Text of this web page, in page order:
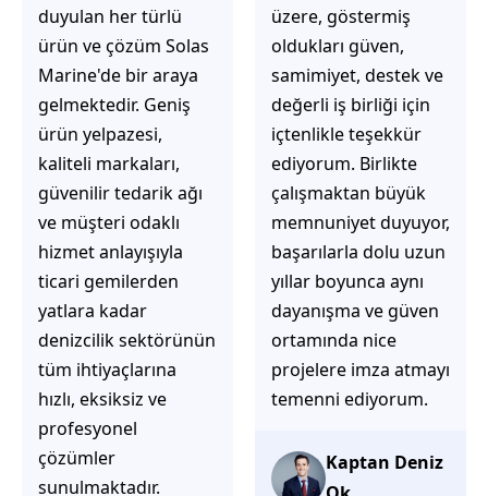
üzere, göstermiş
oldukları güven,
samimiyet, destek ve
değerli iş birliği için
içtenlikle teşekkür
ediyorum. Birlikte
çalışmaktan büyük
memnuniyet duyuyor,
başarılarla dolu uzun
yıllar boyunca aynı
dayanışma ve güven
ortamında nice
projelere imza atmayı
temenni ediyorum.
Kaptan Deniz
çözüm üretmeye
odaklı olduğunu
hemen fark
ediyorsunuz.
İhtiyaçlarınıza hızlı ve
doğru çözümler
sunmaya çalışıyorlar.
Müşteri
memnuniyetini ön
planda tutan
yaklaşımları, ilgili
iletişimleri ve
güvenilir hizmet
anlayışları sayesinde
başarılı bir ekip
olduklarını